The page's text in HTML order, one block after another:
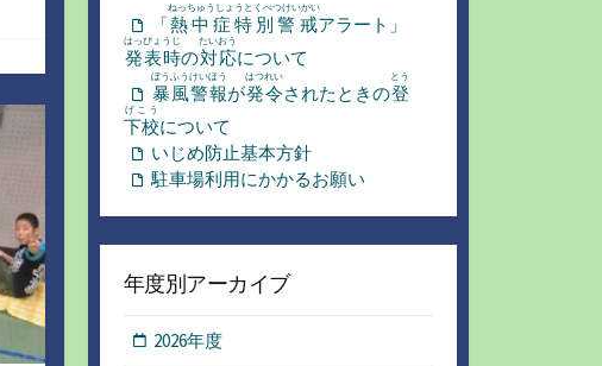
「熱中症特別警戒
ねっちゅうしょうとくべつけいかい
アラート」
発表時
はっぴょうじ
の対応
たいおう
について
暴風
ぼうふう
警報
けいほう
が発令
はつれい
されたときの登
とう
下校
げこう
について
いじめ防止基本方針
駐車場利用にかかるお願い
年度別アーカイブ
2026年度